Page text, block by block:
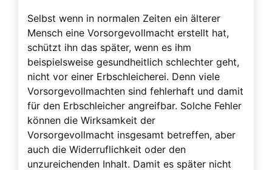
Selbst wenn in normalen Zeiten ein älterer
Mensch eine Vorsorgevollmacht erstellt hat,
schützt ihn das später, wenn es ihm
beispielsweise gesundheitlich schlechter geht,
nicht vor einer Erbschleicherei. Denn viele
Vorsorgevollmachten sind fehlerhaft und damit
für den Erbschleicher angreifbar. Solche Fehler
können die Wirksamkeit der
Vorsorgevollmacht insgesamt betreffen, aber
auch die Widerruflichkeit oder den
unzureichenden Inhalt. Damit es später nicht